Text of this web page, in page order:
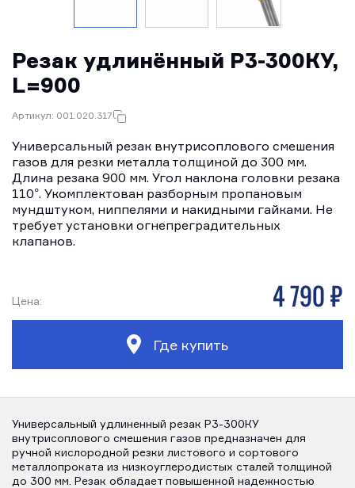
Резак удлинённый Р3-300КУ,
L=900
Артикул: 001.020.317
Универсальный резак внутрисоплового смешения
газов для резки металла толщиной до 300 мм.
Длина резака 900 мм. Угол наклона головки резака
110°. Укомплектован разборным пропановым
мундштуком, ниппелями и накидными гайками. Не
требует установки огнепреградительных
клапанов.
Цена: 4 790 р
Где купить
Универсальный удлиненный резак Р3-300КУ
внутрисоплового смешения газов предназначен для
ручной кислородной резки листового и сортового
металлопроката из низкоуглеродистых сталей толщиной
до 300 мм. Резак обладает повышенной надежностью